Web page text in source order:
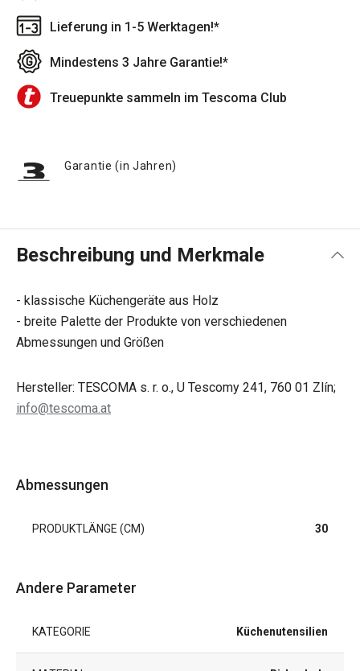
Lieferung in 1-5 Werktagen!*
Mindestens 3 Jahre Garantie!*
Treuepunkte sammeln im Tescoma Club
Garantie (in Jahren)
Beschreibung und Merkmale
- klassische Küchengeräte aus Holz
- breite Palette der Produkte von verschiedenen
Abmessungen und Größen
Hersteller: TESCOMA s. r. o., U Tescomy 241, 760 01 Zlín;
info@tescoma.at
Abmessungen
PRODUKTLÄNGE (CM) 30
Andere Parameter
KATEGORIE Küchenutensilien